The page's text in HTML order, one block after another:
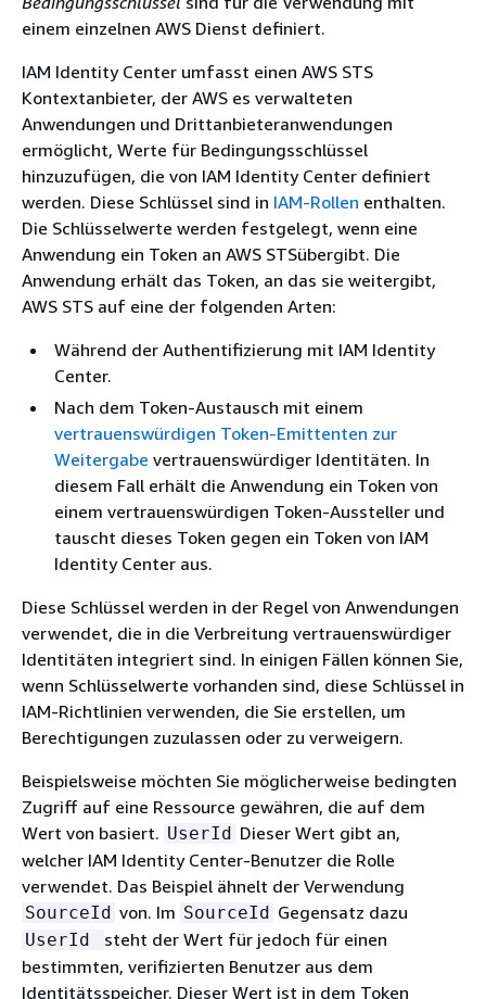
einem einzelnen AWS Dienst definiert.
IAM Identity Center umfasst einen AWS STS
Kontextanbieter, der AWS es verwalteten
Anwendungen und Drittanbieteranwendungen
ermöglicht, Werte für Bedingungsschlüssel
hinzuzufügen, die von IAM Identity Center definiert
werden. Diese Schlüssel sind in IAM-Rollen enthalten.
Die Schlüsselwerte werden festgelegt, wenn eine
Anwendung ein Token an AWS STSübergibt. Die
Anwendung erhält das Token, an das sie weitergibt,
AWS STS auf eine der folgenden Arten:
Während der Authentifizierung mit IAM Identity
Center.
Nach dem Token-Austausch mit einem
vertrauenswürdigen Token-Emittenten zur
Weitergabe vertrauenswürdiger Identitäten. In
diesem Fall erhält die Anwendung ein Token von
einem vertrauenswürdigen Token-Aussteller und
tauscht dieses Token gegen ein Token von IAM
Identity Center aus.
Diese Schlüssel werden in der Regel von Anwendungen
verwendet, die in die Verbreitung vertrauenswürdiger
Identitäten integriert sind. In einigen Fällen können Sie,
wenn Schlüsselwerte vorhanden sind, diese Schlüssel in
IAM-Richtlinien verwenden, die Sie erstellen, um
Berechtigungen zuzulassen oder zu verweigern.
Beispielsweise möchten Sie möglicherweise bedingten
Zugriff auf eine Ressource gewähren, die auf dem
Wert von basiert. UserId Dieser Wert gibt an,
welcher IAM Identity Center-Benutzer die Rolle
verwendet. Das Beispiel ähnelt der Verwendung
SourceId von. Im SourceId Gegensatz dazu
UserId
steht der Wert für jedoch für einen
bestimmten, verifizierten Benutzer aus dem
Identitätsspeicher. Dieser Wert ist in dem Token